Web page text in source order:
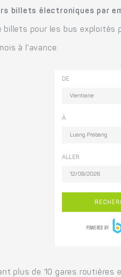
billets électroniques par
pour les bus exploités
à l'avance.
plus de 10 gares routières